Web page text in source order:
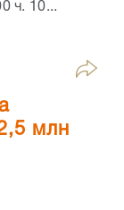
ч. 10...
млн